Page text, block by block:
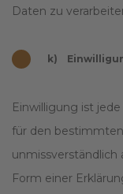
Daten zu
k)
Einwilligung ist
für den
Form einer